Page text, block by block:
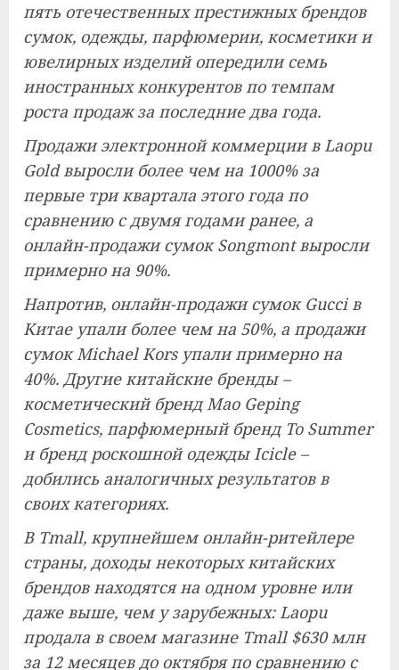
пять отечественных престижных брендов
сумок, одежды, парфюмерии, косметики и
ювелирных изделий опередили семь
иностранных конкурентов по темпам
роста продаж за последние два года.
Продажи электронной коммерции в Laopu
Gold выросли более чем на 1000% за
первые три квартала этого года по
сравнению с двумя годами ранее, а
онлайн-продажи сумок Songmont выросли
примерно на 90%.
Напротив, онлайн-продажи сумок Gucci в
Китае упали более чем на 50%, а продажи
сумок Michael Kors упали примерно на
40%. Другие китайские бренды –
косметический бренд Mao Geping
Cosmetics, парфюмерный бренд To Summer
и бренд роскошной одежды Icicle –
добились аналогичных результатов в
своих категориях.
В Tmall, крупнейшем онлайн-ритейлере
страны, доходы некоторых китайских
брендов находятся на одном уровне или
даже выше, чем у зарубежных: Laopu
продала в своем магазине Tmall $630 млн
за 12 месяцев до октября по сравнению с